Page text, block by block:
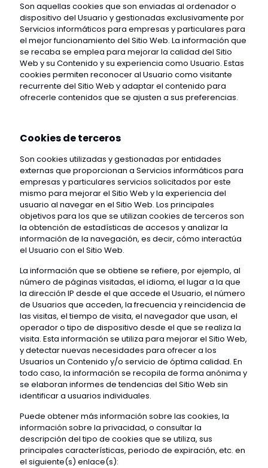
Son aquellas cookies que son enviadas al ordenador o
dispositivo del Usuario y gestionadas exclusivamente por
Servicios informáticos para empresas y particulares para
el mejor funcionamiento del Sitio Web. La información que
se recaba se emplea para mejorar la calidad del Sitio
Web y su Contenido y su experiencia como Usuario. Estas
cookies permiten reconocer al Usuario como visitante
recurrente del Sitio Web y adaptar el contenido para
ofrecerle contenidos que se ajusten a sus preferencias.
Cookies de terceros
Son cookies utilizadas y gestionadas por entidades
externas que proporcionan a Servicios informáticos para
empresas y particulares servicios solicitados por este
mismo para mejorar el Sitio Web y la experiencia del
usuario al navegar en el Sitio Web. Los principales
objetivos para los que se utilizan cookies de terceros son
la obtención de estadísticas de accesos y analizar la
información de la navegación, es decir, cómo interactúa
el Usuario con el Sitio Web.
La información que se obtiene se refiere, por ejemplo, al
número de páginas visitadas, el idioma, el lugar a la que
la dirección IP desde el que accede el Usuario, el número
de Usuarios que acceden, la frecuencia y reincidencia de
las visitas, el tiempo de visita, el navegador que usan, el
operador o tipo de dispositivo desde el que se realiza la
visita. Esta información se utiliza para mejorar el Sitio Web,
y detectar nuevas necesidades para ofrecer a los
Usuarios un Contenido y/o servicio de óptima calidad. En
todo caso, la información se recopila de forma anónima y
se elaboran informes de tendencias del Sitio Web sin
identificar a usuarios individuales.
Puede obtener más información sobre las cookies, la
información sobre la privacidad, o consultar la
descripción del tipo de cookies que se utiliza, sus
principales características, periodo de expiración, etc. en
el siguiente(s) enlace(s):